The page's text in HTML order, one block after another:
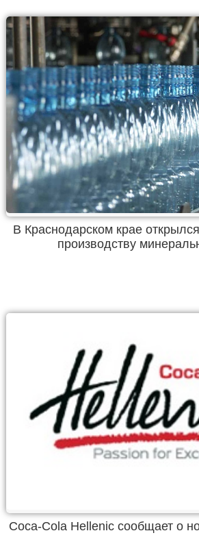
В Краснодарском крае
производству
Coca-Cola Hellenic сообщает о